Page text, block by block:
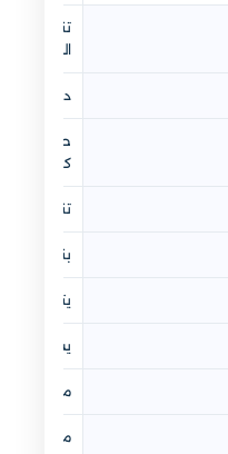
تنظيف
الشعر،
داخل بعنك
حسب حجم
كامل)
تنظيف
بناءً على
يتم
يشمل
متوفرة
مرنة ويتم